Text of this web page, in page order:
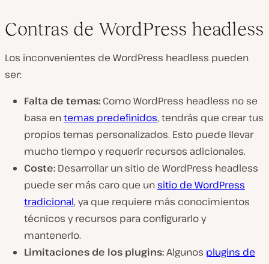
Contras de WordPress headless
Los inconvenientes de WordPress headless pueden
ser:
Falta de temas: Como WordPress headless no se
basa entemas predefinidos, tendrás que crear tus
propios temas personalizados. Esto puede llevar
mucho tiempo y requerir recursos adicionales.
Coste: Desarrollar un sitio de WordPress headless
puede ser más caro que unsitio de WordPress
tradicional, ya que requiere más conocimientos
técnicos y recursos para configurarlo y
mantenerlo.
Limitaciones de los plugins:Algunos plugins de